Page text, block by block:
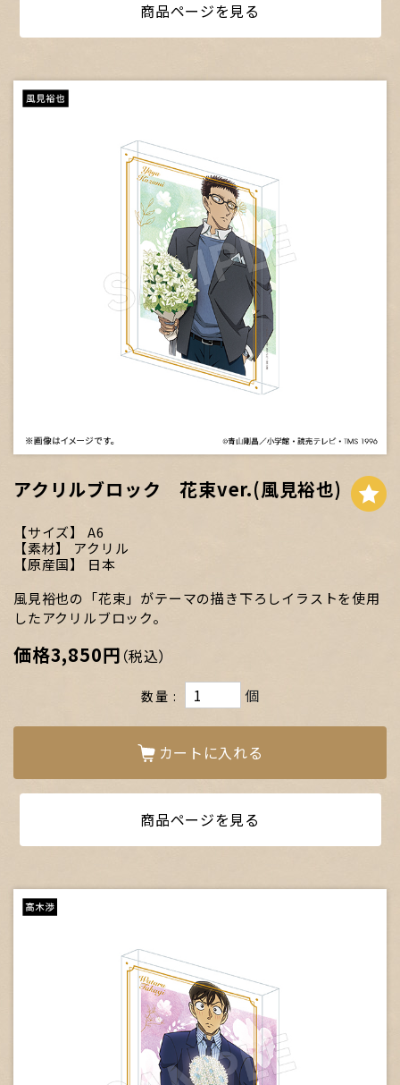
商品ページを見る
アクリルブロック 花束ver.(風見裕也)
サイズ
A6
素材
アクリル
原産国
日本
風見裕也の「花束」がテーマの描き下ろしイラストを使用
したアクリルブロック。
価格3,850円 （税込）
数量 個
カートに入れる
商品ページを見る